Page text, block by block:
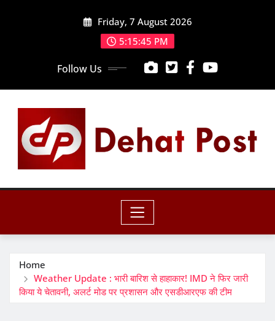
Friday, 7 August 2026
5:15:47 PM
Follow Us
Home
Weather Update : भारी बारिश से हाहाकार! IMD ने फिर जारी
किया ये चेतावनी, अलर्ट मोड पर प्रशासन और एसडीआरएफ की टीम